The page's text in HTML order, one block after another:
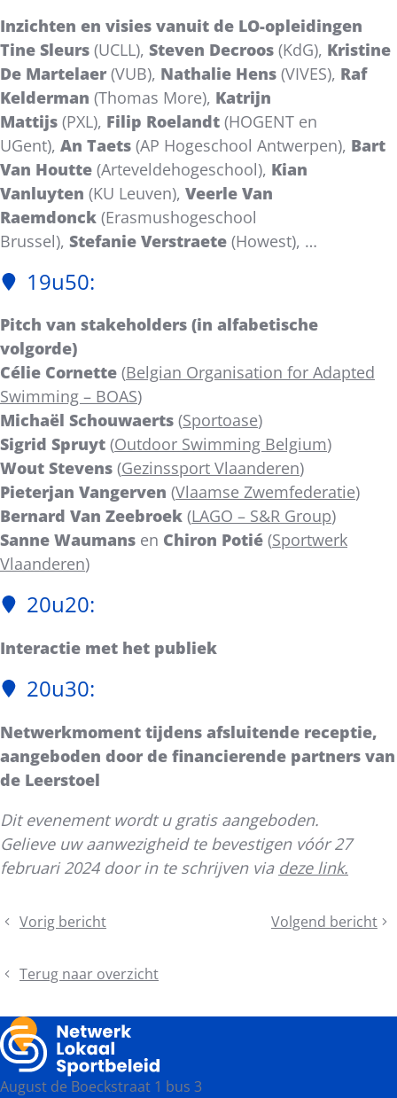
Inzichten en visies vanuit de LO-opleidingen
Tine Sleurs (UCLL), Steven Decroos (KdG), Kristine
De Martelaer(VUB), Nathalie Hens (VIVES), Raf
Kelderman (Thomas More), Katrijn
Mattijs (PXL), Filip Roelandt (HOGENT en
UGent), An Taets (AP Hogeschool Antwerpen), Bart
Van Houtte (Arteveldehogeschool), Kian
Vanluyten (KU Leuven), Veerle Van
Raemdonck (Erasmushogeschool
Brussel), Stefanie Verstraete (Howest), …
19u50:
Pitch van stakeholders (in alfabetische
volgorde)
Célie Cornette (Belgian Organisation for Adapted
Swimming – BOAS)
Michaël Schouwaerts (Sportoase)
Sigrid Spruyt (Outdoor Swimming Belgium)
Wout Stevens (Gezinssport Vlaanderen)
Pieterjan Vangerven (Vlaamse Zwemfederatie)
Bernard Van Zeebroek (LAGO – S&R Group)
Sanne Waumans en Chiron Potié (Sportwerk
Vlaanderen)
20u20:
Interactie met het publiek
20u30:
Netwerkmoment tijdens afsluitende receptie,
aangeboden door de financierende partners van
de Leerstoel
Dit evenement wordt u gratis aangeboden.
Gelieve uw aanwezigheid te bevestigen vóór 27
februari 2024 door in te schrijven via deze link.
Deel
bericht
Vorig bericht
Deadline
internationale
voor
sport
in
zicht
Volgend bericht
Reserveer
het
Terug naar overzicht
August de Boeckstraat 1 bus 3